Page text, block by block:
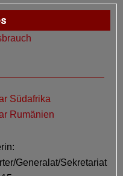
Südafrika
Rumänien
Generalat/Sekretariat